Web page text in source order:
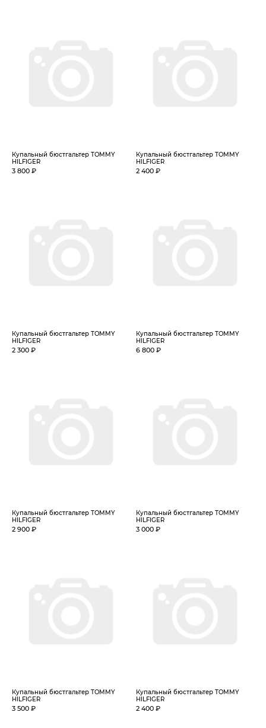
Купальный бюстгальтер TOMMY
HILFIGER
3 800 ₽
Купальный бюстгальтер TOMMY
HILFIGER
2 400 ₽
Купальный бюстгальтер TOMMY
HILFIGER
2 300 ₽
Купальный бюстгальтер TOMMY
HILFIGER
6 800 ₽
Купальный бюстгальтер TOMMY
HILFIGER
2 900 ₽
Купальный бюстгальтер TOMMY
HILFIGER
3 000 ₽
Купальный бюстгальтер TOMMY
HILFIGER
3 500 ₽
Купальный бюстгальтер TOMMY
HILFIGER
2 400 ₽